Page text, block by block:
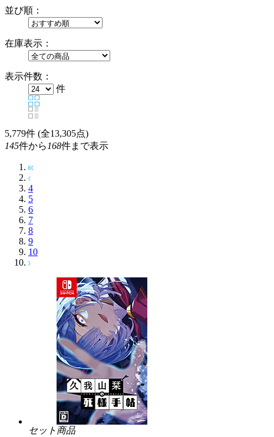
並び順：
在庫表示：
表示件数：
件
5,779件 (全13,305点)
145件から 168件まで表示
4
5
6
7
8
9
10
セット商品